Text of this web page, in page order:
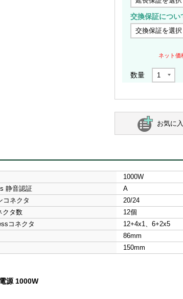
交換保証につい
ネット価
数量
お気に
1000W
静音認証
A
コネクタ
20/24
クタ数
12個
コネクタ
12+4x1、6+2x5
86mm
150mm
源 1000W